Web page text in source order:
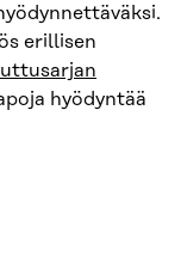
erillisen
hyödyntää